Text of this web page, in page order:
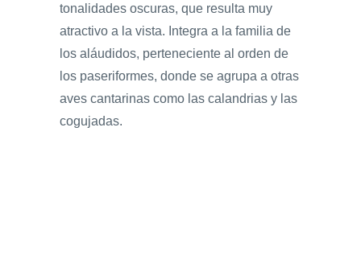
tonalidades oscuras, que resulta muy
atractivo a la vista. Integra a la familia de
los aláudidos, perteneciente al orden de
los paseriformes, donde se agrupa a otras
aves cantarinas como las calandrias y las
cogujadas.